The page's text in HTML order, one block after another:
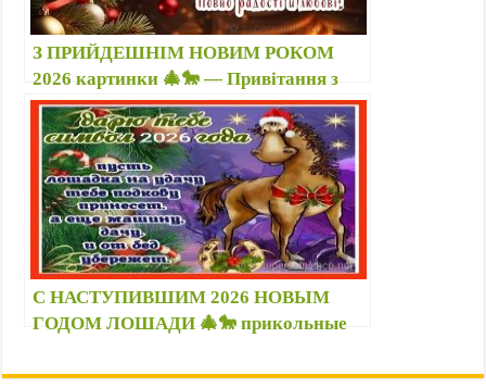
З ПРИЙДЕШНІМ НОВИМ РОКОМ
2026 картинки 🎄🐎 — Привітання з
роком Коня у прозі, віршах друзьям 🗓️
31 12 2025; 01 01 2026
С НАСТУПИВШИМ 2026 НОВЫМ
ГОДОМ ЛОШАДИ 🎄🐎 прикольные
января открытки, поздравление